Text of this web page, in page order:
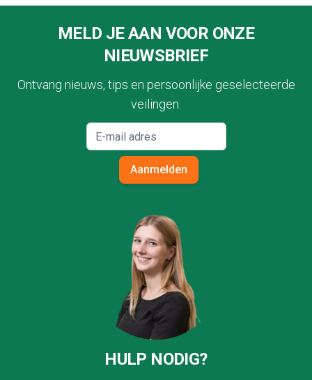
MELD JE AAN VOOR ONZE
NIEUWSBRIEF
Ontvang nieuws, tips en persoonlijke geselecteerde
veilingen.
Aanmelden
HULP NODIG?